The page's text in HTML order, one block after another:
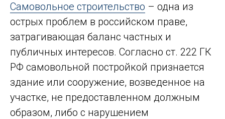
Самовольное строительство – одна из
острых проблем в российском праве,
затрагивающая баланс частных и
публичных интересов. Согласно ст. 222 ГК
РФ самовольной постройкой признается
здание или сооружение, возведенное на
участке, не предоставленном должным
образом, либо с нарушением